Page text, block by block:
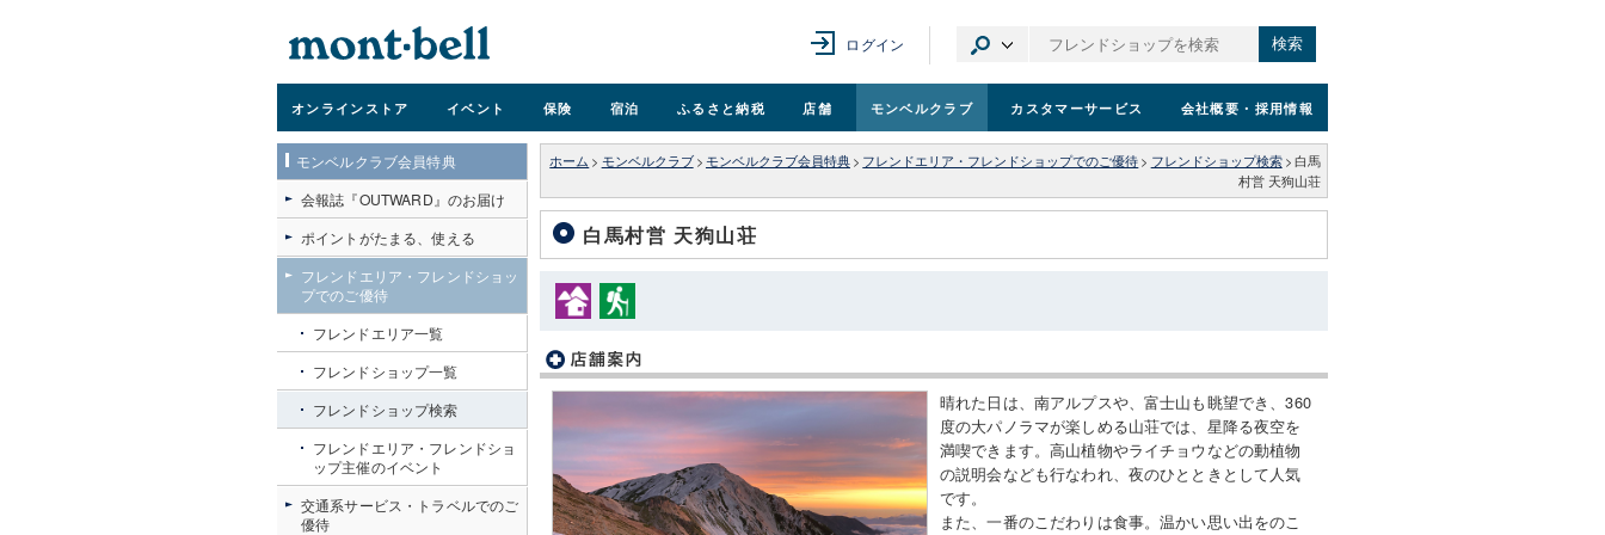
ログイン 検索
オンラインストア イベント 保険 宿泊 ふるさと納税 店舗 モンベルクラブ カスタマーサービス 会社概要 ・採用情報
ホーム > モンベルクラブ > モンベルクラブ会員特典 > フレンドエリア・フレンドショップでのご優待 > フレンドショップ検索 > 白馬
村営 天狗山荘
白馬村営 天狗山荘
晴れた日は、南アルプスや、富士山も眺望でき、360
度の大パノラマが楽しめる山荘では、星降る夜空を
満喫できます。高山植物やライチョウなどの動植物
の説明会なども行なわれ、夜のひとときとして人気
です。
また、一番のこだわりは食事。温かい思い出をのこ
モンベルクラブ会員特典
会報誌『OUTWARD』のお届け
ポイントがたまる、使える
フレンドエリア・フレンドショッ
プでのご優待
フレンドエリア一覧
フレンドショップ一覧
フレンドショップ検索
フレンドエリア・フレンドショ
ップ主催のイベント
交通系サービス・トラベルでのご
優待